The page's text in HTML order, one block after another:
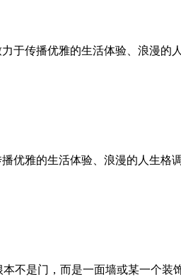
于传播优雅的生活体验、浪漫的
优雅的生活体验、浪漫的人生格
不是门，而是一面墙或某一个装